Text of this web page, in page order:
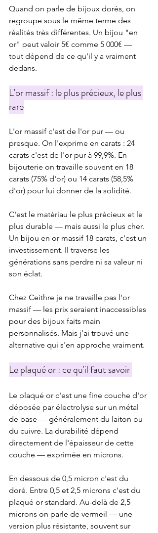
Quand on parle de bijoux dorés, on
regroupe sous le même terme des
réalités très différentes. Un bijou "en
or" peut valoir 5€ comme 5 000€ —
tout dépend de ce qu'il y a vraiment
dedans.
L'or massif : le plus précieux, le plus
rare
L'or massif c'est de l'or pur — ou
presque. On l'exprime en carats : 24
carats c'est de l'or pur à 99,9%. En
bijouterie on travaille souvent en 18
carats (75% d'or) ou 14 carats (58,5%
d'or) pour lui donner de la solidité.
C'est le matériau le plus précieux et le
plus durable — mais aussi le plus cher.
Un bijou en or massif 18 carats, c'est un
investissement. Il traverse les
générations sans perdre ni sa valeur ni
son éclat.
Chez Ceithre je ne travaille pas l'or
massif — les prix seraient inaccessibles
pour des bijoux faits main
personnalisés. Mais j'ai trouvé une
alternative qui s'en approche vraiment.
Le plaqué or : ce qu'il faut savoir
Le plaqué or c'est une fine couche d'or
déposée par électrolyse sur un métal
de base — généralement du laiton ou
du cuivre. La durabilité dépend
directement de l'épaisseur de cette
couche — exprimée en microns.
En dessous de 0,5 micron c'est du
doré. Entre 0,5 et 2,5 microns c'est du
plaqué or standard. Au-delà de 2,5
microns on parle de vermeil — une
version plus résistante, souvent sur